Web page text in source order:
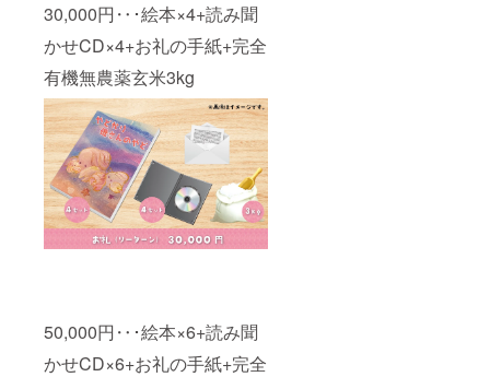
30,000円‥･絵本×4+読み聞
かせCD×4+お礼の手紙+完全
有機無農薬玄米3kg
50,000円‥･絵本×6+読み聞
かせCD×6+お礼の手紙+完全